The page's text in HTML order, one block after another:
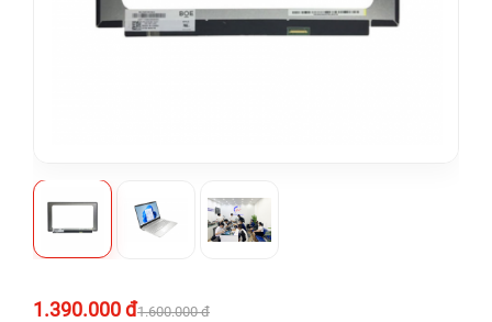
1.390.000 đ1.600.000 đ